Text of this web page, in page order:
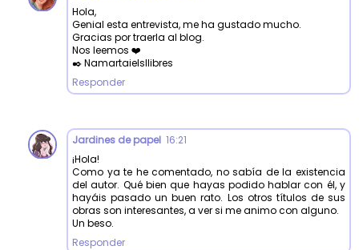
Hola,
Genial esta entrevista, me ha gustado mucho.
Gracias por traerla al blog.
Nos leemos ❤️
✒️ Namartaielsllibres
Responder
Jardines de papel 16:21
¡Hola!
Como ya te he comentado, no sabía de la existencia
del autor. Qué bien que hayas podido hablar con él, y
hayáis pasado un buen rato. Los otros títulos de sus
obras son interesantes, a ver si me animo con alguno.
Un beso.
Responder